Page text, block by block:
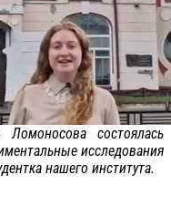
состоялась
исследования
нашего института.